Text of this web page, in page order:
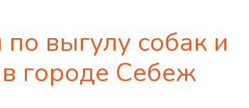
выгулу собак и
городе Себеж